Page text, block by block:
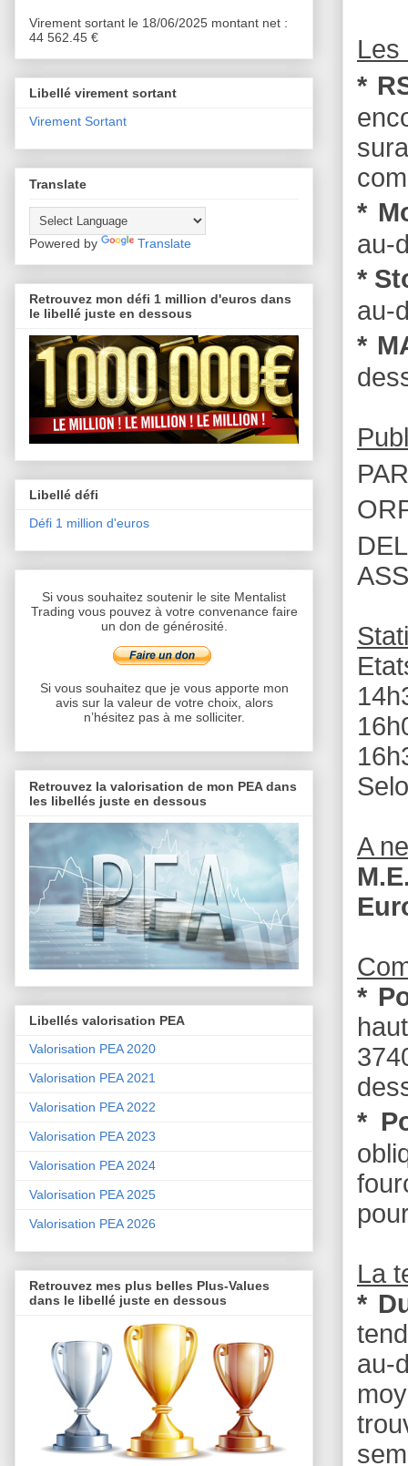
Les
*
*
au-
*
au-
*
A
*
*
La
*
Virement sortant le 18/06/2025 montant net :
44 562.45 €
Libellé virement sortant
Virement Sortant
Translate
Powered by Translate
Retrouvez mon défi 1 million d'euros dans
le libellé juste en dessous
Libellé défi
Défi 1 million d'euros
Si vous souhaitez soutenir le site Mentalist
Trading vous pouvez à votre convenance faire
un don de générosité.
Si vous souhaitez que je vous apporte mon
avis sur la valeur de votre choix, alors
n’hésitez pas à me solliciter.
Retrouvez la valorisation de mon PEA dans
les libellés juste en dessous
Libellés valorisation PEA
Valorisation PEA 2020
Valorisation PEA 2021
Valorisation PEA 2022
Valorisation PEA 2023
Valorisation PEA 2024
Valorisation PEA 2025
Valorisation PEA 2026
Retrouvez mes plus belles Plus-Values
dans le libellé juste en dessous